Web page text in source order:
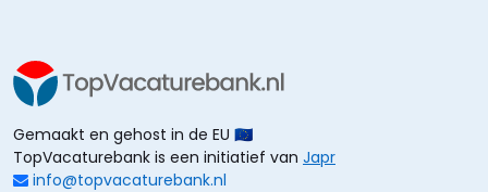
Gemaakt en gehost in de EU 🇪🇺
TopVacaturebank is een initiatief van Japr
info@topvacaturebank.nl